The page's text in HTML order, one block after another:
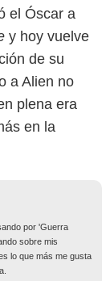
el Óscar a
y hoy vuelve
de su
a Alien no
plena era
en la
por 'Guerra
sobre mis
lo que más me gusta